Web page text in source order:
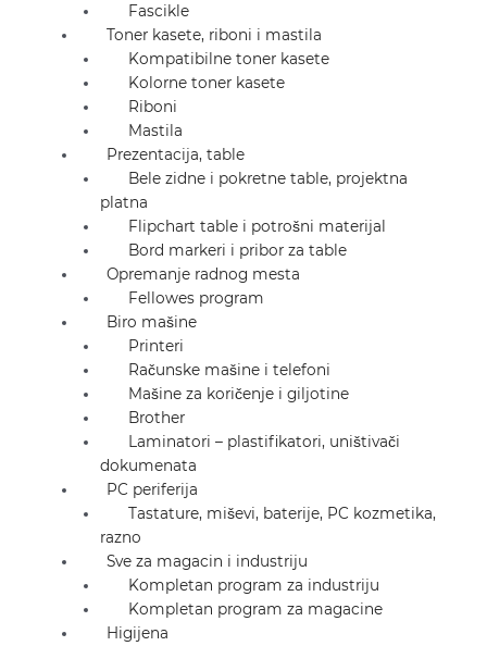
Fascikle
Toner kasete, riboni i mastila
Kompatibilne toner kasete
Kolorne toner kasete
Riboni
Mastila
Prezentacija, table
Bele zidne i pokretne table, projektna
platna
Flipchart table i potrošni materijal
Bord markeri i pribor za table
Opremanje radnog mesta
Fellowes program
Biro mašine
Printeri
Računske mašine i telefoni
Mašine za koričenje i giljotine
Brother
Laminatori – plastifikatori, uništivači
dokumenata
PC periferija
Tastature, miševi, baterije, PC kozmetika,
razno
Sve za magacin i industriju
Kompletan program za industriju
Kompletan program za magacine
Higijena